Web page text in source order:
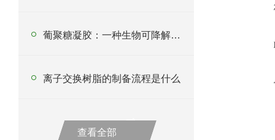
葡聚糖凝胶：一种生物可降解的多功能材料
离子交换树脂的制备流程是什么
查看全部